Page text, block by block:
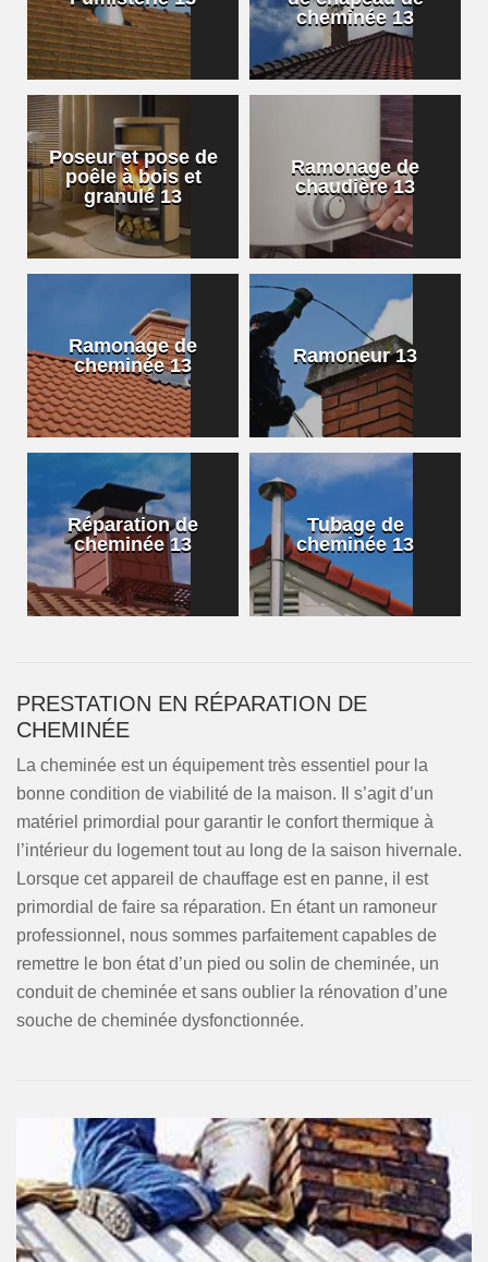
cheminée 13
Poseur et pose de
poêle à bois et
granulé 13
Ramonage de
chaudière 13
Ramonage de
cheminée 13
Ramoneur 13
Réparation de
cheminée 13
Tubage de
cheminée 13
PRESTATION EN RÉPARATION DE
CHEMINÉE
La cheminée est un équipement très essentiel pour la
bonne condition de viabilité de la maison. Il s’agit d’un
matériel primordial pour garantir le confort thermique à
l’intérieur du logement tout au long de la saison hivernale.
Lorsque cet appareil de chauffage est en panne, il est
primordial de faire sa réparation. En étant un ramoneur
professionnel, nous sommes parfaitement capables de
remettre le bon état d’un pied ou solin de cheminée, un
conduit de cheminée et sans oublier la rénovation d’une
souche de cheminée dysfonctionnée.